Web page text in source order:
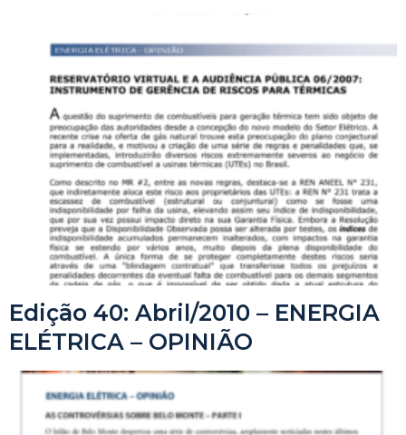
Edição 40: Abril/2010 – ENERGIA
ELÉTRICA – OPINIÃO